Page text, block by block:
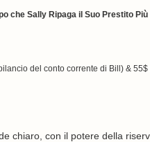
che Sally Ripaga il Suo Prestito
del conto corrente di Bill) &
chiaro, con il potere della